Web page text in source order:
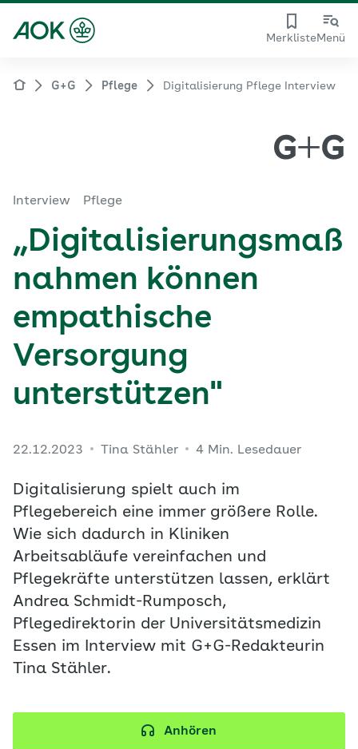
MerklisteMenü
G+G Pflege Digitalisierung Pflege Interview
Interview Pflege
„Digitalisierungsmaß
nahmen können
empathische
Versorgung
unterstützen"
22.12.2023 Tina Stähler 4 Min. Lesedauer
Digitalisierung spielt auch im
Pflegebereich eine immer größere Rolle.
Wie sich dadurch in Kliniken
Arbeitsabläufe vereinfachen und
Pflegekräfte unterstützen lassen, erklärt
Andrea Schmidt-Rumposch,
Pflegedirektorin der Universitätsmedizin
Essen im Interview mit G+G-Redakteurin
Tina Stähler.
Anhören